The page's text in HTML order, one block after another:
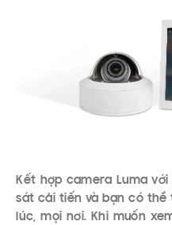
Kết hợp camera Luma
sát cải tiến và bạn có thể
lúc, mọi nơi. Khi muốn